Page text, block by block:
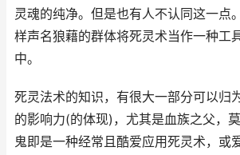
灵魂的纯净。但是也有人不认同这一点
样声名狼藉的群体将死灵术当作一种工
中。
死灵法术的知识，有很大一部分可以归
的影响力(的体现)，尤其是血族之父，
鬼即是一种经常且酷爱应用死灵术，或